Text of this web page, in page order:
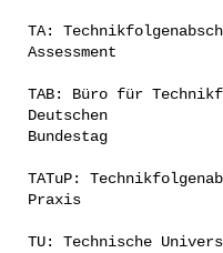
TA:
Assessment
TAB: Büro für
Deutschen
Bundestag
TATuP:
Praxis
TU: Technische